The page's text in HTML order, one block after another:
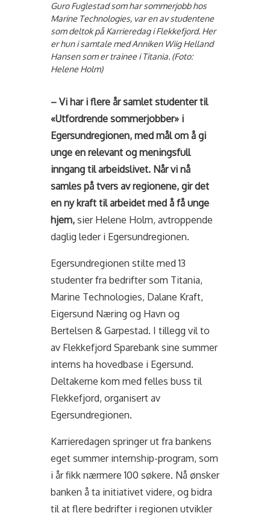
Guro Fuglestad som har sommerjobb hos
Marine Technologies, var en av studentene
som deltok på Karrieredag i Flekkefjord. Her
er hun i samtale med Anniken Wiig Helland
Hansen som er trainee i Titania. (Foto:
Helene Holm)
– Vi har i flere år samlet studenter til
«Utfordrende sommerjobber» i
Egersundregionen, med mål om å gi
unge en relevant og meningsfull
inngang til arbeidslivet. Når vi nå
samles på tvers av regionene, gir det
en ny kraft til arbeidet med å få unge
hjem, sier Helene Holm, avtroppende
daglig leder i Egersundregionen.
Egersundregionen stilte med 13
studenter fra bedrifter som Titania,
Marine Technologies, Dalane Kraft,
Eigersund Næring og Havn og
Bertelsen & Garpestad. I tillegg vil to
av Flekkefjord Sparebank sine summer
interns ha hovedbase i Egersund.
Deltakerne kom med felles buss til
Flekkefjord, organisert av
Egersundregionen.
Karrieredagen springer ut fra bankens
eget summer internship-program, som
i år fikk nærmere 100 søkere. Nå ønsker
banken å ta initiativet videre, og bidra
til at flere bedrifter i regionen utvikler